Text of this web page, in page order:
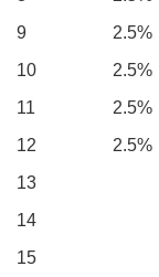
9
2.5%
10
2.5%
11
2.5%
12
2.5%
13
14
15